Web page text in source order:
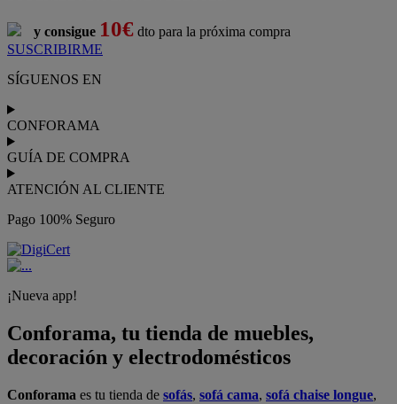
¡Nueva app!
Conforama, tu tienda de muebles,
decoración y electrodomésticos
Conforama
sillón,sillón relax,colchones
dormitorio de juvenil
cocinas a medida,decoración
Descubre nuestra amplia variedad de estilos en cualquier
para tu hogar,
espacio en el que vives gracias a nuestros
habitaciones,
escritorio. Además, podrás decorar tu casa con multitud de
artículos, tener el mejor ocio con los productos de
y aprovechar tu
en las épocas de buen tiempo. Conforama
realiza elservicio de envío a domicilio como recogida en tienda.
Podráscomprar onlineentre nuestra gama de más de 7.000
recibirlo en tu domicilio
No esperes más para crear o renovar tu